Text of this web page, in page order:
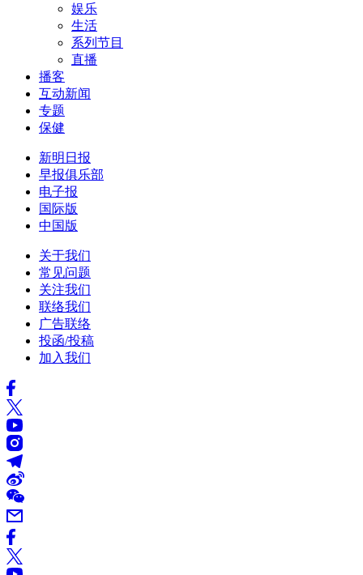
娱乐
生活
系列节目
直播
播客
互动新闻
专题
保健
新明日报
早报俱乐部
电子报
国际版
中国版
关于我们
常见问题
关注我们
联络我们
广告联络
投函/投稿
加入我们